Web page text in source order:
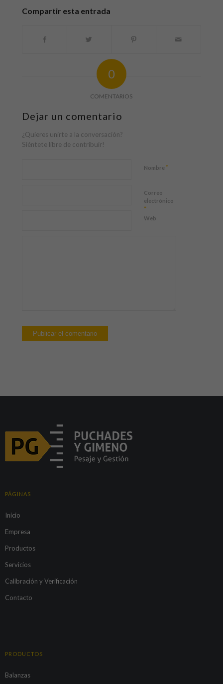
Compartir esta entrada
0
COMENTARIOS
Dejar un comentario
¿Quieres unirte a la conversación?
Siéntete libre de contribuir!
Nombre *
Correo
electrónico
*
Web
PÁGINAS
Inicio
Empresa
Productos
Servicios
Calibración y Verificación
Contacto
PRODUCTOS
Balanzas